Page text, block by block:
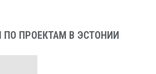
ПРОЕКТАМ В ЭСТОНИИ